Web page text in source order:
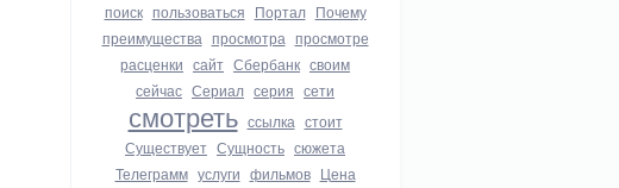
поиск пользоваться Портал Почему
преимущества просмотра просмотре
расценки сайт Сбербанк своим
сейчас Сериал серия сети
смотреть ссылка стоит
Существует Сущность сюжета
Телеграмм услуги фильмов Цена